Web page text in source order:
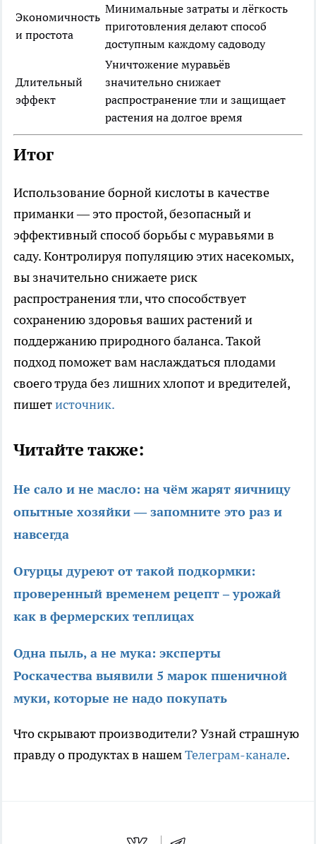
Экономичность
и простота
Минимальные затраты и лёгкость
приготовления делают способ
доступным каждому садоводу
Длительный
эффект
Уничтожение муравьёв
значительно снижает
распространение тли и защищает
растения на долгое время
Итог
Использование борной кислоты в качестве
приманки — это простой, безопасный и
эффективный способ борьбы с муравьями в
саду. Контролируя популяцию этих насекомых,
вы значительно снижаете риск
распространения тли, что способствует
сохранению здоровья ваших растений и
поддержанию природного баланса. Такой
подход поможет вам наслаждаться плодами
своего труда без лишних хлопот и вредителей,
пишетисточник.
Читайте также:
Не сало и не масло: на чём жарят яичницу
опытные хозяйки — запомните это раз и
навсегда
Огурцы дуреют от такой подкормки:
проверенный временем рецепт – урожай
как в фермерских теплицах
Одна пыль, а не мука: эксперты
Роскачества выявили 5 марок пшеничной
муки, которые не надо покупать
Что скрывают производители? Узнай страшную
правду о продуктах в нашемТелеграм-канале.